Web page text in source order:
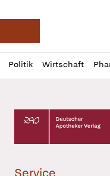
Deutsche
Politik Wirtschaft
Profil
öffnen
Daz
Pur
Deutscher Apotheker